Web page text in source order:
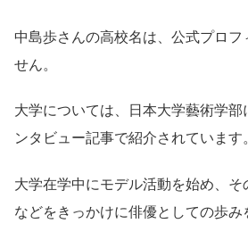
中島歩さんの高校名は、公式プロフ
せん。
大学については、日本大学藝術学部
ンタビュー記事で紹介されています
大学在学中にモデル活動を始め、そ
などをきっかけに俳優としての歩み